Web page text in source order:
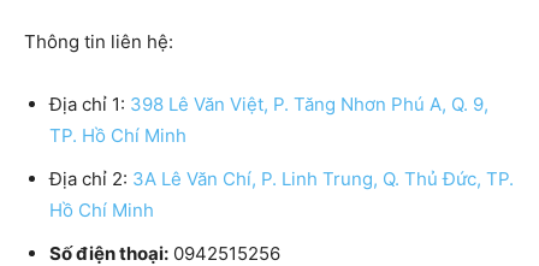
Thông tin liên hệ:
Địa chỉ 1: 398 Lê Văn Việt, P. Tăng Nhơn Phú A, Q. 9,
TP. Hồ Chí Minh
Địa chỉ 2: 3A Lê Văn Chí, P. Linh Trung, Q. Thủ Đức, TP.
Hồ Chí Minh
Số điện thoại: 0942515256